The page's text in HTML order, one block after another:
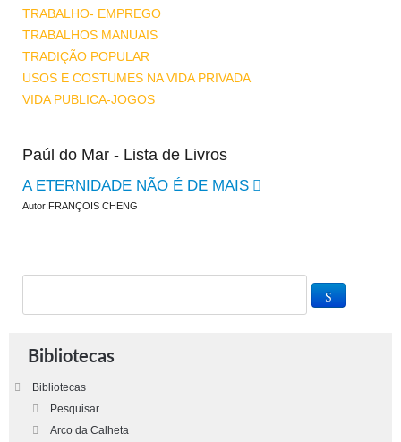
TRABALHO- EMPREGO
TRABALHOS MANUAIS
TRADIÇÃO POPULAR
USOS E COSTUMES NA VIDA PRIVADA
VIDA PUBLICA-JOGOS
Paúl do Mar - Lista de Livros
A ETERNIDADE NÃO É DE MAIS
Autor:FRANÇOIS CHENG
Bibliotecas
Bibliotecas
Pesquisar
Arco da Calheta